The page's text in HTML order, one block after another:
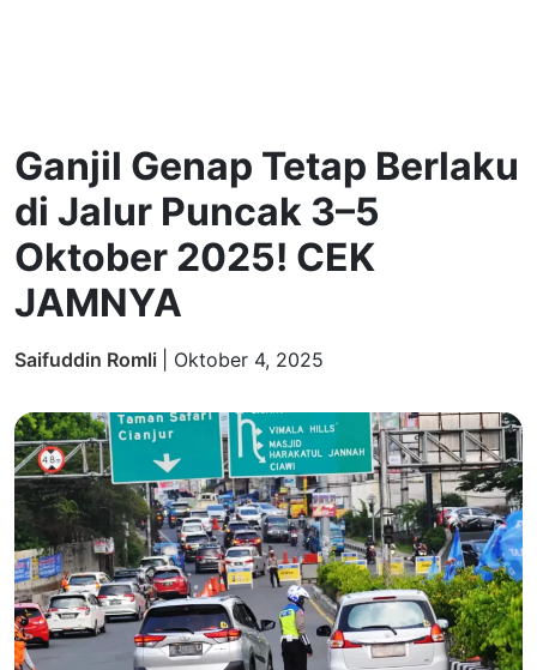
Ganjil Genap Tetap Berlaku
di Jalur Puncak 3–5
Oktober 2025! CEK
JAMNYA
Saifuddin Romli Oktober 4, 2025